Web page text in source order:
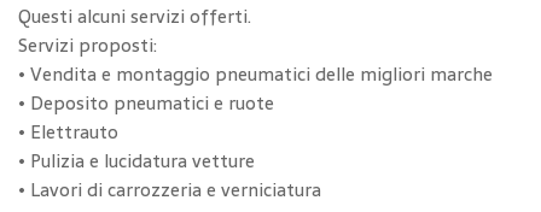
Questi alcuni servizi offerti.
Servizi proposti:
• Vendita e montaggio pneumatici delle migliori marche
• Deposito pneumatici e ruote
• Elettrauto
• Pulizia e lucidatura vetture
• Lavori di carrozzeria e verniciatura